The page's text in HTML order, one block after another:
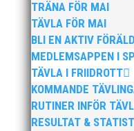
TRÄNA FÖR MAI
TÄVLA FÖR MAI
BLI EN AKTIV
MEDLEMSAPPEN I
TÄVLA I FRIIDROTT
KOMMANDE
RUTINER INFÖR
RESULTAT &
Nicole Ridegård
plats i kulfinalen.